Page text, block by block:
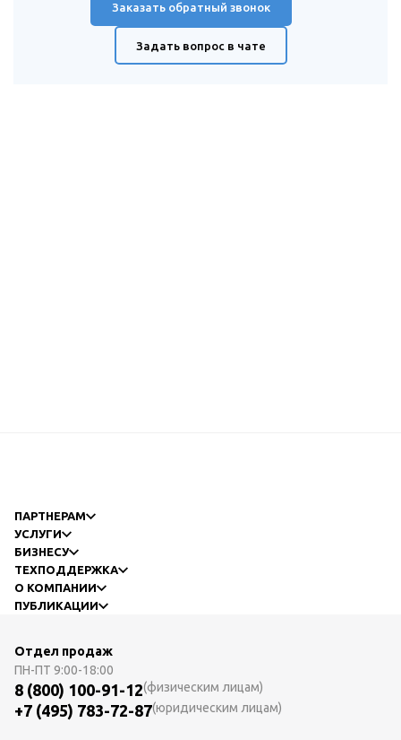
Заказать обратный звонок
Задать вопрос в чате
ПАРТНЕРАМ
УСЛУГИ
БИЗНЕСУ
ТЕХПОДДЕРЖКА
О КОМПАНИИ
ПУБЛИКАЦИИ
Отдел продаж
ПН-ПТ 9:00-18:00
8 (800) 100-91-12(физическим лицам)
+7 (495) 783-72-87(юридическим лицам)